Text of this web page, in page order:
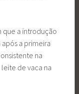
que a introdução
a primeira
na
de vaca na